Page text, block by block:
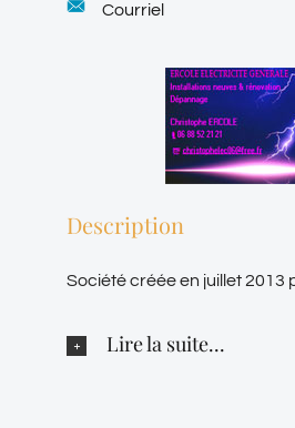
Courriel
Description
Société créée en juillet 2013
Lire la suite...